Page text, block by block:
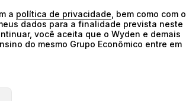
a política de privacidade , bem como com o
dados para a finalidade prevista neste
você aceita que o Wyden e demais
do mesmo Grupo Econômico entre em